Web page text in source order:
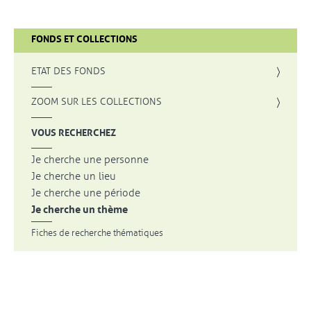
FONDS ET COLLECTIONS
ETAT DES FONDS
ZOOM SUR LES COLLECTIONS , OUVRE UNE NOUVELLE FENÊTRE
VOUS RECHERCHEZ
Je cherche une personne
Je cherche un lieu
Je cherche une période
Je cherche un thème
Fiches de recherche thématiques